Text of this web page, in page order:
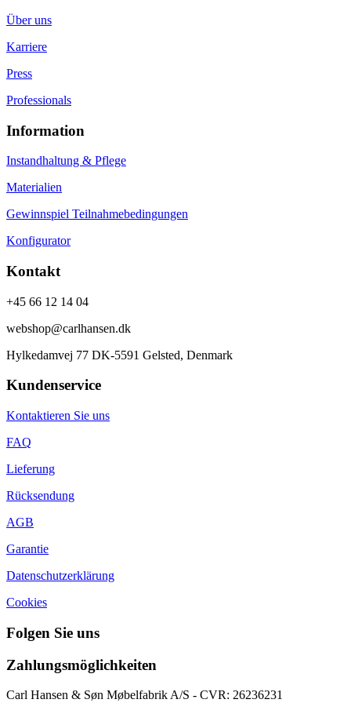
Über uns
Karriere
Press
Professionals
Information
Instandhaltung & Pflege
Materialien
Gewinnspiel Teilnahmebedingungen
Konfigurator
Kontakt
+45 66 12 14 04
webshop@carlhansen.dk
Hylkedamvej 77 DK-5591 Gelsted, Denmark
Kundenservice
Kontaktieren Sie uns
FAQ
Lieferung
Rücksendung
AGB
Garantie
Datenschutzerklärung
Cookies
Folgen Sie uns
Zahlungsmöglichkeiten
Carl Hansen & Søn Møbelfabrik A/S - CVR: 26236231